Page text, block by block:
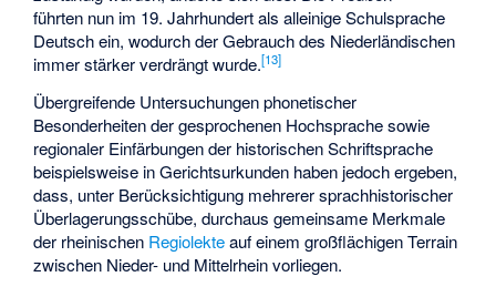
führten nun im 19. Jahrhundert als alleinige Schulsprache
Deutsch ein, wodurch der Gebrauch des Niederländischen
immer stärker verdrängt wurde.[13]
Übergreifende Untersuchungen phonetischer
Besonderheiten der gesprochenen Hochsprache sowie
regionaler Einfärbungen der historischen Schriftsprache
beispielsweise in Gerichtsurkunden haben jedoch ergeben,
dass, unter Berücksichtigung mehrerer sprachhistorischer
Überlagerungsschübe, durchaus gemeinsame Merkmale
der rheinischen Regiolekteauf einem großflächigen Terrain
zwischen Nieder- und Mittelrhein vorliegen.